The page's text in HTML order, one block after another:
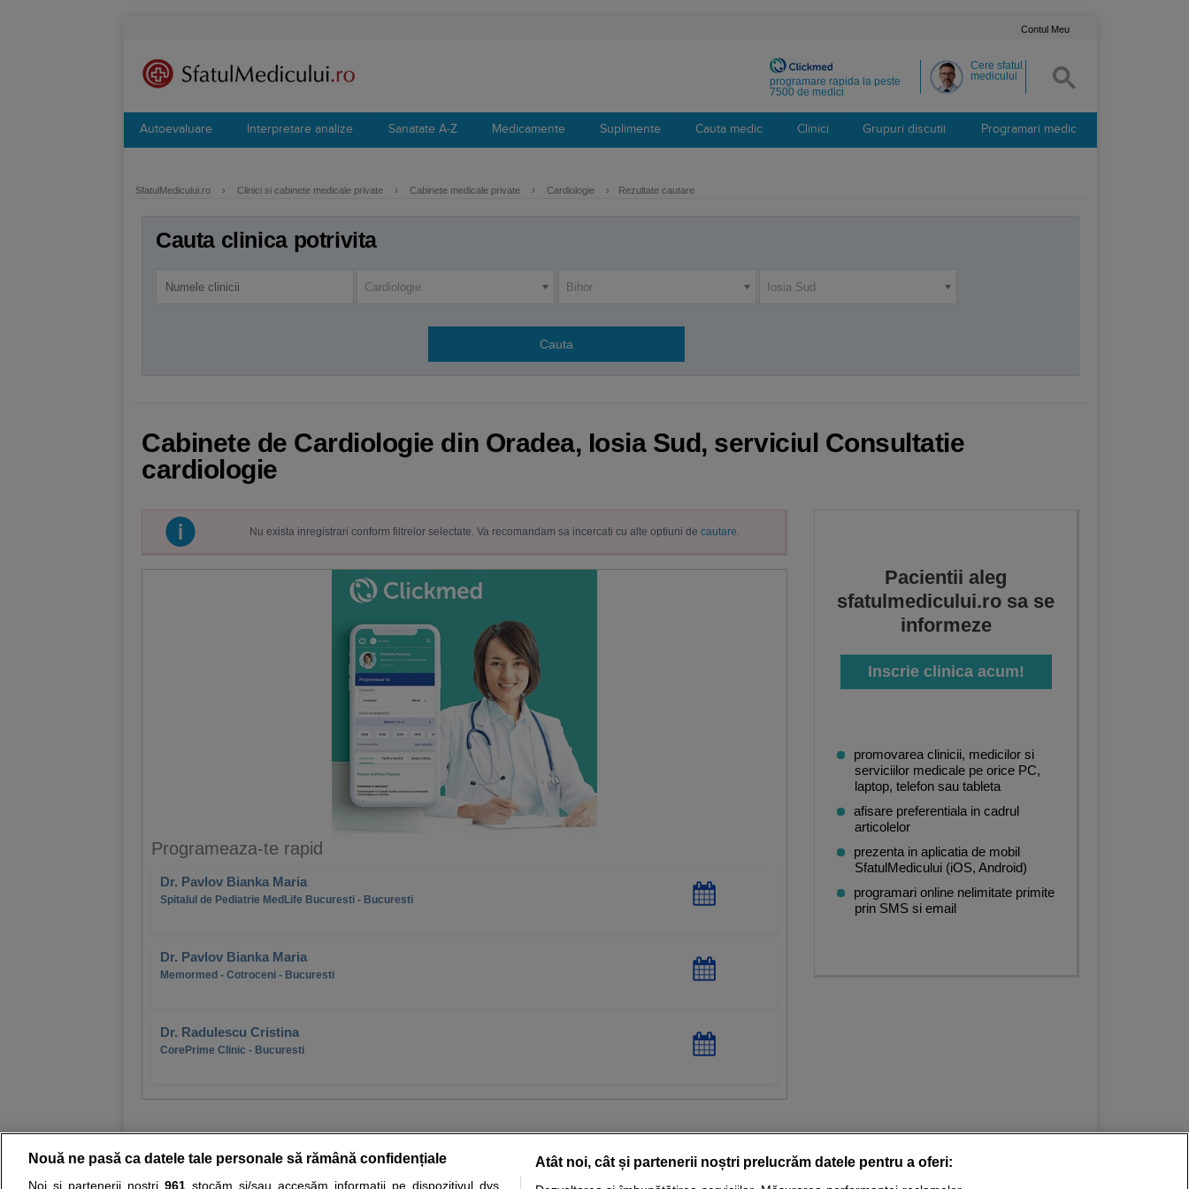
Contul Meu
Cere sfatul
medicului
programare rapida la peste
7500 de medici
Autoevaluare Interpretare analize Sanatate A-Z Medicamente Suplimente Cauta medic Clinici Grupuri discutii Programari medic
SfatulMedicului.ro › Clinici si cabinete medicale private › Cabinete medicale private › Cardiologie › Rezultate cautare
Cauta clinica potrivita
Cardiologie Bihor Iosia Sud
Cabinete de Cardiologie din Oradea, Iosia Sud, serviciul Consultatie
cardiologie
Nu exista inregistrari conform filtrelor selectate. Va recomandam sa incercati cu alte optiuni de cautare.
Programeaza-te rapid
Dr. Pavlov Bianka Maria
Spitalul de Pediatrie MedLife Bucuresti - Bucuresti
Dr. Pavlov Bianka Maria
Memormed - Cotroceni - Bucuresti
Dr. Radulescu Cristina
CorePrime Clinic - Bucuresti
Pacientii aleg
sfatulmedicului.ro sa se
informeze
Inscrie clinica acum!
promovarea clinicii, medicilor si
serviciilor medicale pe orice PC,
laptop, telefon sau tableta
afisare preferentiala in cadrul
articolelor
prezenta in aplicatia de mobil
SfatulMedicului (iOS, Android)
programari online nelimitate primite
prin SMS si email
Nouă ne pasă ca datele tale personale să rămână confidențiale
Noi și partenerii noștri 961stocăm și/sau accesăm informații pe dispozitivul dvs.,
Atât noi, cât și partenerii noștri prelucrăm datele pentru a oferi: